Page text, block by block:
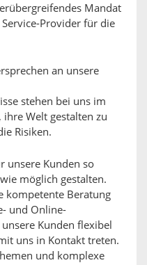
Mandat
Provider für die
an unsere
stehen bei uns im
Welt gestalten zu
Risiken.
unsere Kunden so
möglich gestalten.
kompetente Beratung
und Online-
Kunden flexibel
uns in Kontakt treten.
und komplexe